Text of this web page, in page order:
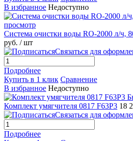
В избранное Недоступно
просмотр
Система очистки воды RO-2000 л/ч,
руб. / шт
Связаться для
Подробнее
Купить в 1 клик Сравнение
В избранное Недоступно
Комплект умягчителя 0817 F63P3 18
Связаться для
Подробнее